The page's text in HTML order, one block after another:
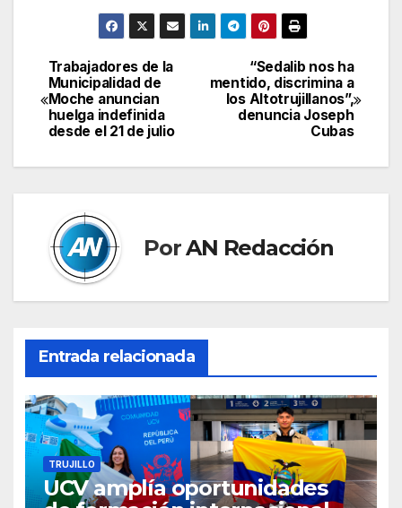
Navegación
de
entradas
“Sedalib nos ha
mentido, discrimina a
los Altotrujillanos”,
denuncia Joseph
Cubas
Trabajadores de la
Municipalidad de
Moche anuncian
huelga indefinida
desde el 21 de julio
PorAN Redacción
Entrada relacionada
TRUJILLO
UCV amplía oportunidades